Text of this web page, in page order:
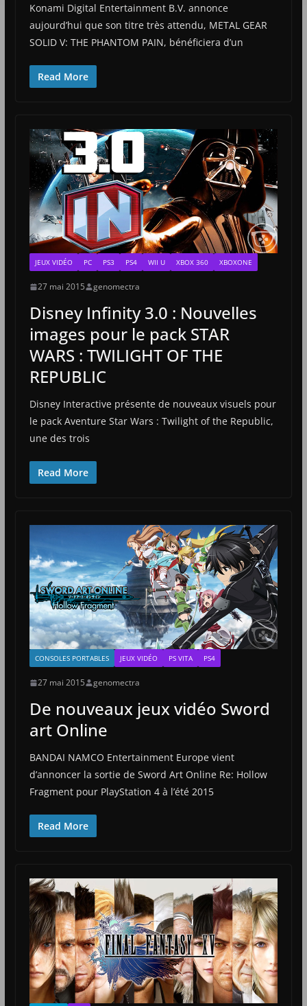
Konami Digital Entertainment B.V. annonce
aujourd’hui que son titre très attendu, METAL GEAR
SOLID V: THE PHANTOM PAIN, bénéficiera d’un
Read More
JEUX VIDÉO PC PS3 PS4 WII U XBOX 360 XBOXONE
27 mai 2015 genomectra
Disney Infinity 3.0 : Nouvelles
images pour le pack STAR
WARS : TWILIGHT OF THE
REPUBLIC
Disney Interactive présente de nouveaux visuels pour
le pack Aventure Star Wars : Twilight of the Republic,
une des trois
Read More
CONSOLES PORTABLES JEUX VIDÉO PS VITA PS4
27 mai 2015 genomectra
De nouveaux jeux vidéo Sword
art Online
BANDAI NAMCO Entertainment Europe vient
d’annoncer la sortie de Sword Art Online Re: Hollow
Fragment pour PlayStation 4 à l’été 2015
Read More